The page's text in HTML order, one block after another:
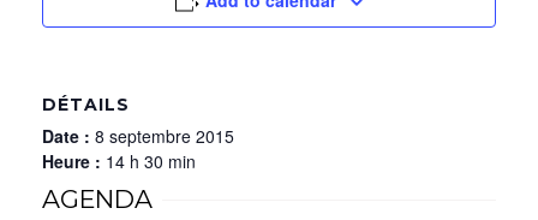
DÉTAILS
Date : 8 septembre 2015
Heure : 14 h 30 min
AGENDA